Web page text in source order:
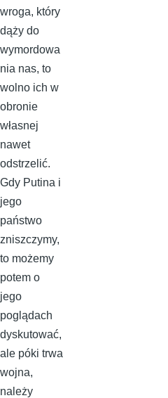
wroga, który
dąży do
wymordowa
nia nas, to
wolno ich w
obronie
własnej
nawet
odstrzelić.
Gdy Putina i
jego
państwo
zniszczymy,
to możemy
potem o
jego
poglądach
dyskutować,
ale póki trwa
wojna,
należy